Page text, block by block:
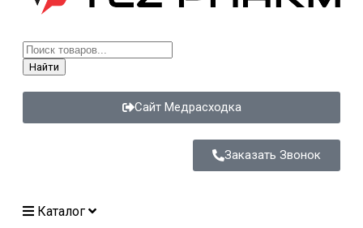
Найти
Сайт Медрасходка
Заказать Звонок
Каталог